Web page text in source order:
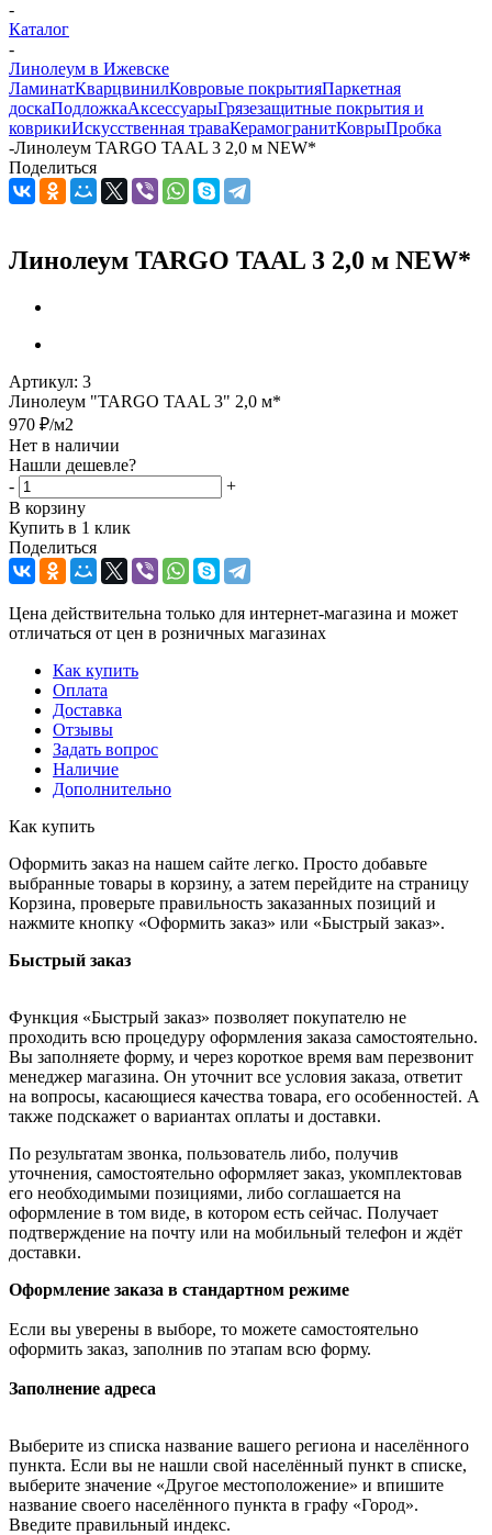
-
Каталог
-
Линолеум в Ижевске
ЛаминатКварцвинилКовровые покрытияПаркетная
доскаПодложкаАксессуарыГрязезащитные покрытия и
коврикиИскусственная траваКерамогранитКоврыПробка
-Линолеум TARGO TAAL 3 2,0 м NEW*
Поделиться
Линолеум TARGO TAAL 3 2,0 м NEW*
Артикул: 3
Линолеум "TARGO TAAL 3" 2,0 м*
970 ₽/м2
Нет в наличии
Нашли дешевле?
-
+
В корзину
Купить в 1 клик
Поделиться
Цена действительна только для интернет-магазина и может
отличаться от цен в розничных магазинах
Как купить
Оплата
Доставка
Отзывы
Задать вопрос
Наличие
Дополнительно
Как купить
Оформить заказ на нашем сайте легко. Просто добавьте
выбранные товары в корзину, а затем перейдите на страницу
Корзина, проверьте правильность заказанных позиций и
нажмите кнопку «Оформить заказ» или «Быстрый заказ».
Быстрый заказ
Функция «Быстрый заказ» позволяет покупателю не
проходить всю процедуру оформления заказа самостоятельно.
Вы заполняете форму, и через короткое время вам перезвонит
менеджер магазина. Он уточнит все условия заказа, ответит
на вопросы, касающиеся качества товара, его особенностей. А
также подскажет о вариантах оплаты и доставки.
По результатам звонка, пользователь либо, получив
уточнения, самостоятельно оформляет заказ, укомплектовав
его необходимыми позициями, либо соглашается на
оформление в том виде, в котором есть сейчас. Получает
подтверждение на почту или на мобильный телефон и ждёт
доставки.
Оформление заказа в стандартном режиме
Если вы уверены в выборе, то можете самостоятельно
оформить заказ, заполнив по этапам всю форму.
Заполнение адреса
Выберите из списка название вашего региона и населённого
пункта. Если вы не нашли свой населённый пункт в списке,
выберите значение «Другое местоположение» и впишите
название своего населённого пункта в графу «Город».
Введите правильный индекс.